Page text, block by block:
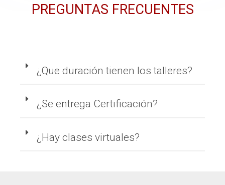
PREGUNTAS FRECUENTES
¿Que duración tienen los talleres?
¿Se entrega Certificación?
¿Hay clases virtuales?